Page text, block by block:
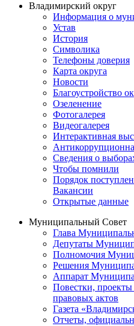
Владимирский округ
Информация о
Устав
История
Символика
Телефоны доверия
Карта округа
Новости
Благоустройство
Озеленение
Фотогалерея
Видеогалерея
Интерактивная
Сведения о
Чтобы помнили
Порядок
Вакансии
Открытые данные
Муниципальный Совет
Глава
Депутаты
Полномочия
Решения
Аппарат
Повестки,
правовых актов
Газета
Отчеты,